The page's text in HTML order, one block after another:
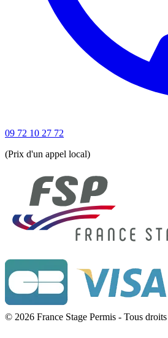
09 72 10 27 72
(Prix d'un appel local)
© 2026 France Stage Permis - Tous droits